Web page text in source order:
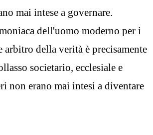
mai intese a governare.
dell'uomo moderno per i
arbitro della verità è precisamente
societario, ecclesiale e
non erano mai intesi a diventare